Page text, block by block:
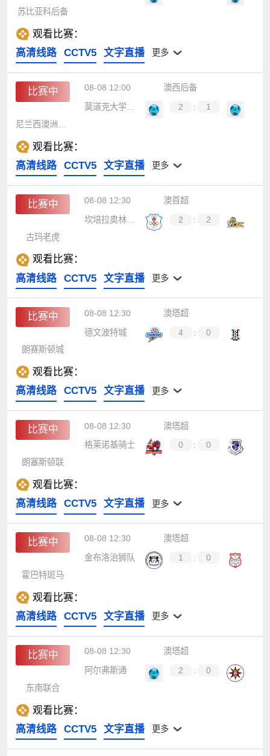
苏比亚科后备
观看比赛：
高清线路
CCTV5 文字直播 更多
比赛中 08-08 12:00
澳西后备
莫道克大学后备队
2 :
1
观看比赛：
高清线路
CCTV5 文字直播 更多
比赛中 08-08 12:30
澳首超
坎培拉奥林匹克
2 :
2
古玛老虎
观看比赛：
高清线路
CCTV5 文字直播 更多
比赛中 08-08 12:30
澳塔超
德文波特城
4 :
0
朗赛斯顿城
观看比赛：
高清线路
CCTV5 文字直播 更多
比赛中 08-08 12:30
澳塔超
格莱诺基骑士
0 :
0
朗塞斯顿联
观看比赛：
高清线路
CCTV5 文字直播 更多
比赛中 08-08 12:30
澳塔超
金布洛治狮队
1 :
0
霍巴特斑马
观看比赛：
高清线路
CCTV5 文字直播 更多
比赛中 08-08 12:30
澳塔超
阿尔弗斯通
2 :
0
东南联合
观看比赛：
高清线路
CCTV5 文字直播 更多